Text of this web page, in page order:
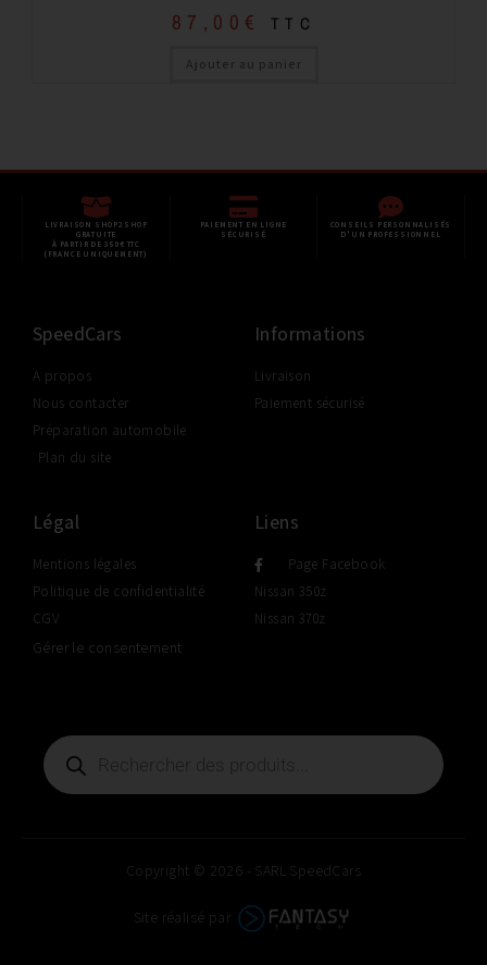
87,00 € TTC
Ajouter au panier
LIVRAISON SHOP2SHOP
GRATUITE
À PARTIR DE 350€ TTC
(FRANCE UNIQUEMENT)
PAIEMENT EN LIGNE
SÉCURISÉ
CONSEILS PERSONNALISÉS
D'UN PROFESSIONNEL
SpeedCars
A propos
Nous contacter
Préparation automobile
Plan du site
Informations
Livraison
Paiement sécurisé
Légal
Mentions légales
Politique de confidentialité
CGV
Gérer le consentement
Liens
Page Facebook
Nissan 350z
Nissan 370z
Copyright © 2026 - SARL SpeedCars
Site réalisé par